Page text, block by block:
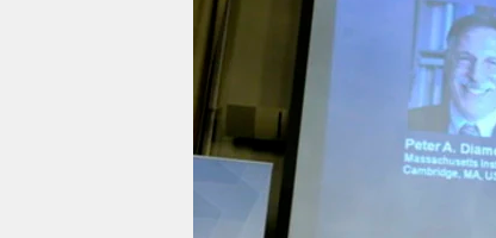
berlin
nord
wahrheit
verlag
verlag